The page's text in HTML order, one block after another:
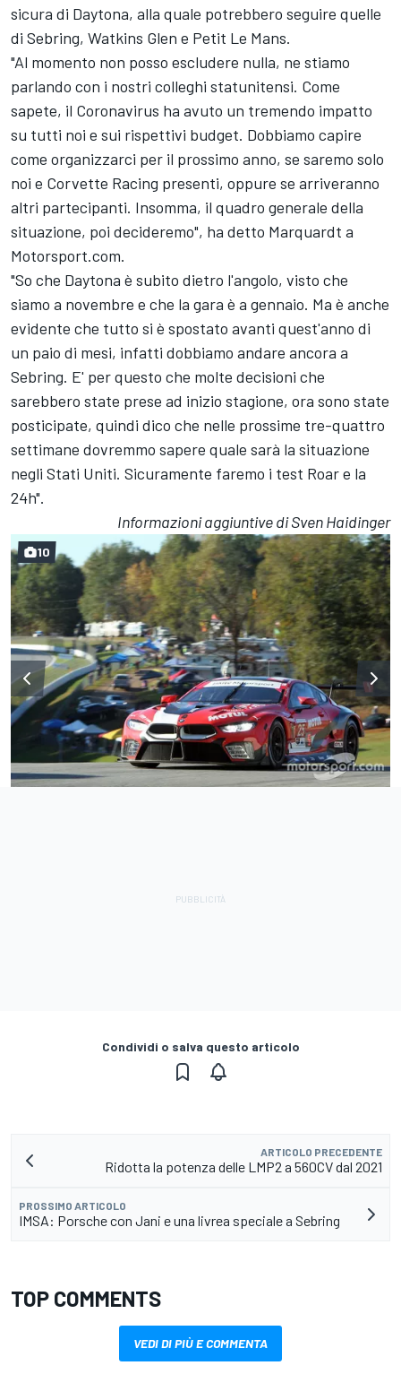
sicura di Daytona, alla quale potrebbero seguire quelle
di Sebring, Watkins Glen e Petit Le Mans.
"Al momento non posso escludere nulla, ne stiamo
parlando con i nostri colleghi statunitensi. Come
sapete, il Coronavirus ha avuto un tremendo impatto
su tutti noi e sui rispettivi budget. Dobbiamo capire
come organizzarci per il prossimo anno, se saremo solo
noi e Corvette Racing presenti, oppure se arriveranno
altri partecipanti. Insomma, il quadro generale della
situazione, poi decideremo", ha detto Marquardt a
Motorsport.com.
"So che Daytona è subito dietro l'angolo, visto che
siamo a novembre e che la gara è a gennaio. Ma è anche
evidente che tutto si è spostato avanti quest'anno di
un paio di mesi, infatti dobbiamo andare ancora a
Sebring. E' per questo che molte decisioni che
sarebbero state prese ad inizio stagione, ora sono state
posticipate, quindi dico che nelle prossime tre-quattro
settimane dovremmo sapere quale sarà la situazione
negli Stati Uniti. Sicuramente faremo i test Roar e la
24h".
Informazioni aggiuntive di Sven Haidinger
10
Condividi o salva questo articolo
ARTICOLO PRECEDENTE
Ridotta la potenza delle LMP2 a 560CV dal 2021
PROSSIMO ARTICOLO
IMSA: Porsche con Jani e una livrea speciale a Sebring
TOP COMMENTS
VEDI DI PIÙ E COMMENTA